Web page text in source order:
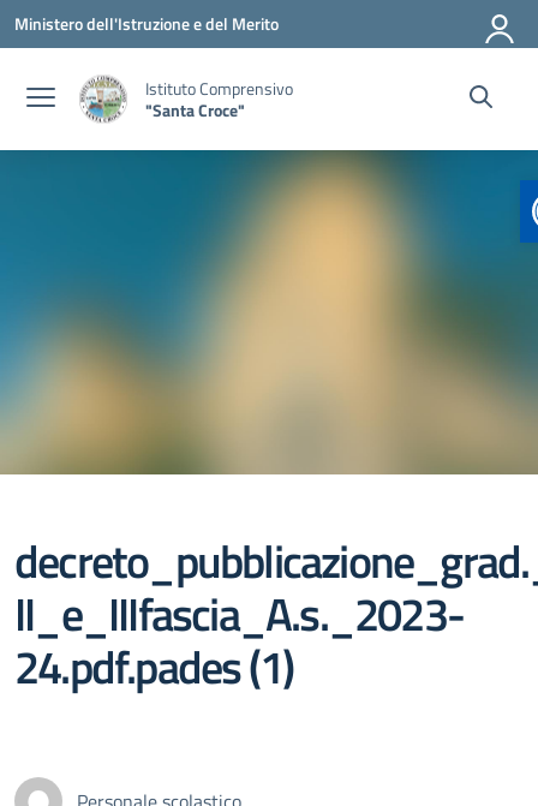
Vai ai contenuti
Vai al menu di navigazione
Vai al footer
Ministero dell'Istruzione e del Merito
Istituto Comprensivo
"Santa Croce"
II_e_IIIfascia_A.s._2023-
24.pdf.pades (1)